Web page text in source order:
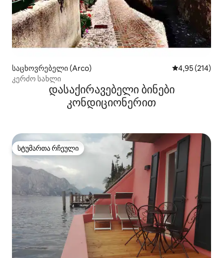
საცხოვრებელი (Arco) საშუალო
4,95 (214)
კერძო სახლი
დასაქირავებელი ბინები
კონდიციონერით
სტუმართა რჩეული
სტუმართა რჩეული